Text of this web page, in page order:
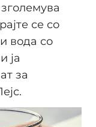
се со
вода со
ја
за